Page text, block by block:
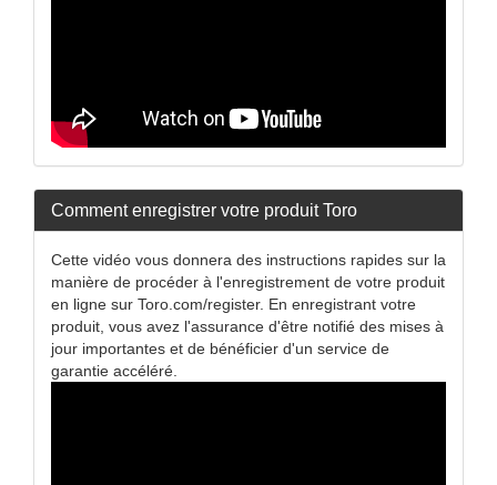
Comment enregistrer votre produit Toro
Cette vidéo vous donnera des instructions rapides sur la
manière de procéder à l'enregistrement de votre produit
en ligne sur Toro.com/register. En enregistrant votre
produit, vous avez l'assurance d'être notifié des mises à
jour importantes et de bénéficier d'un service de
garantie accéléré.